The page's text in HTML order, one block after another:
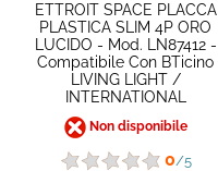
ETTROIT SPACE PLACCA
PLASTICA SLIM 4P ORO
LUCIDO - Mod. LN87412 -
Compatibile Con BTicino
LIVING LIGHT /
INTERNATIONAL
Non disponibile
0/5